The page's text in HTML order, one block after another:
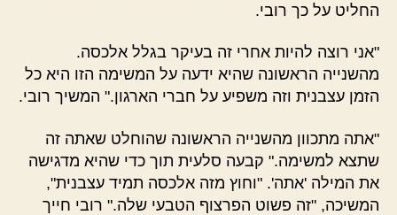
החליט על כך רובי.
"אני רוצה להיות אחרי זה בעיקר בגלל אלכסה.
מהשנייה הראשונה שהיא ידעה על המשימה הזו היא כל
הזמן עצבנית וזה משפיע על חברי הארגון." המשיך רובי.
"אתה מתכוון מהשנייה הראשונה שהוחלט שאתה זה
שתצא למשימה." קבעה סלעית תוך כדי שהיא מדגישה
את המילה 'אתה'. "וחוץ מזה אלכסה תמיד עצבנית",
המשיכה, "זה פשוט הפרצוף הטבעי שלה." רובי חייך